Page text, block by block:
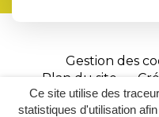
Ce site utilise des
statistiques d'utilisation
Gestion des
Plan du site